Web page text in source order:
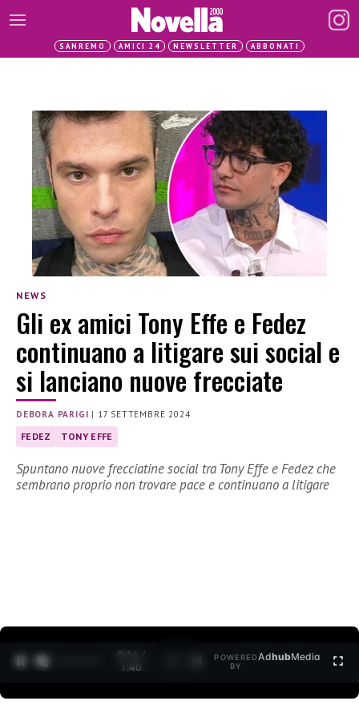
SANREMO AMICI 24 NEWSLETTER ABBONATI
NEWS
Gli ex amici Tony Effe e Fedez
continuano a litigare sui social e
si lanciano nuove frecciate
DEBORA PARIGI | 17 SETTEMBRE 2024
FEDEZ TONY EFFE
Spuntano nuove frecciatine social tra Tony Effe e Fedez che
sembrano proprio non trovare pace e continuano a litigare
0:15 /
1:40
POWERED
BY
AdhubMedia